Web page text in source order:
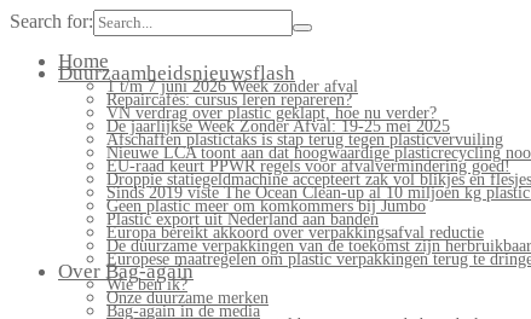
Search for:
Home
Duurzaamheidsnieuwsflash
1 t/m 7 juni 2026 Week zonder afval
Repaircafés: cursus leren repareren?
VN verdrag over plastic geklapt, hoe nu verder?
De jaarlijkse Week Zonder Afval: 19-25 mei 2025
Afschaffen plastictaks is stap terug tegen plasticvervuiling
Nieuwe LCA toont aan dat hoogwaardige plasticrecycling
EU-raad keurt PPWR regels voor afvalvermindering goed!
Droppie statiegeldmachine accepteert zak vol blikjes en flesjes
Sinds 2019 viste The Ocean Clean-up al 10 miljoen kg
Geen plastic meer om komkommers bij Jumbo
Plastic export uit Nederland aan banden
Europa bereikt akkoord over verpakkingsafval reductie
De duurzame verpakkingen van de toekomst zijn herbruikbaar
Europese maatregelen om plastic verpakkingen terug te
Over Bag-again
Wie ben ik?
Onze duurzame merken
Bag-again in de media